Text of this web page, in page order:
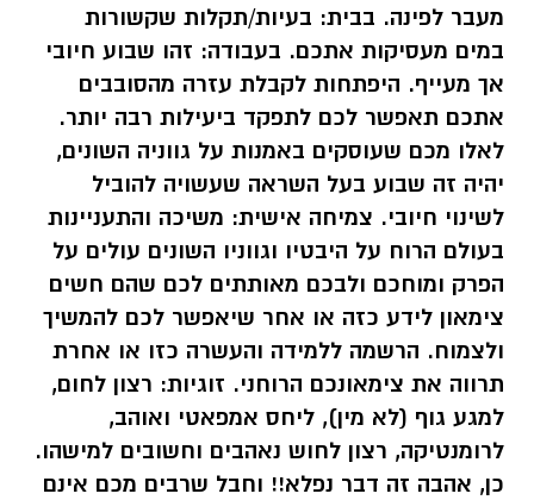
מעבר לפינה. בבית: בעיות/תקלות שקשורות
במים מעסיקות אתכם. בעבודה: זהו שבוע חיובי
אך מעייף. היפתחות לקבלת עזרה מהסובבים
אתכם תאפשר לכם לתפקד ביעילות רבה יותר.
לאלו מכם שעוסקים באמנות על גווניה השונים,
יהיה זה שבוע בעל השראה שעשויה להוביל
לשינוי חיובי. צמיחה אישית: משיכה והתעניינות
בעולם הרוח על היבטיו וגווניו השונים עולים על
הפרק ומוחכם ולבכם מאותתים לכם שהם חשים
צימאון לידע כזה או אחר שיאפשר לכם להמשיך
ולצמוח. הרשמה ללמידה והעשרה כזו או אחרת
תרווה את צימאונכם הרוחני. זוגיות: רצון לחום,
למגע גוף (לא מין), ליחס אמפאטי ואוהב,
לרומנטיקה, רצון לחוש נאהבים וחשובים למישהו.
כן, אהבה זה דבר נפלא!! וחבל שרבים מכם אינם